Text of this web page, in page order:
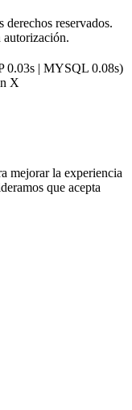
derechos reservados.
0.03s | MYSQL 0.08s)
X
mejorar la experiencia
que acepta